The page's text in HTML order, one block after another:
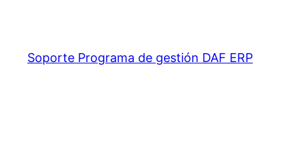
contenido
Soporte Programa de gestión DAF ERP